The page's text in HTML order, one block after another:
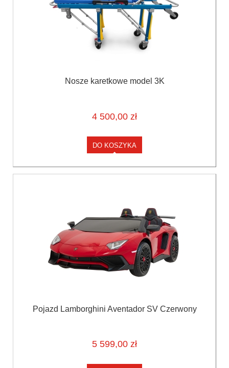
Nosze karetkowe model 3K
4 500,00 zł
DO KOSZYKA
Pojazd Lamborghini Aventador SV Czerwony
5 599,00 zł